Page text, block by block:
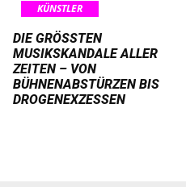
KÜNSTLER
DIE GRÖSSTEN M
USIKSKANDALE ALLER Z
EITEN – VON B
ÜHNENABSTÜRZEN BIS D
ROGENEXZESSEN